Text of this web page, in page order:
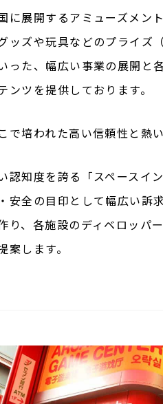
に展開するアミューズメン
ッズや玩具などのプライズ
った、幅広い事業の展開と
ンツを提供しております。
で培われた高い信頼性と熱
認知度を誇る「スペースイ
安全の目印として幅広い訴
り、各施設のディベロッパ
案します。